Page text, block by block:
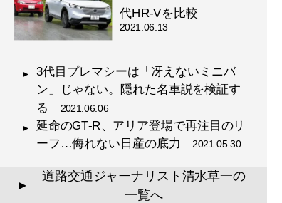
代HR-Vを比較
2021.06.13
3代目プレマシーは「冴えないミニバ
ン」じゃない。隠れた名車説を検証す
る
2021.06.06
延命のGT-R、アリア登場で再注目のリ
ーフ…侮れない日産の底力2021.05.30
▲
道路交通ジャーナリスト清水草一の
一覧へ